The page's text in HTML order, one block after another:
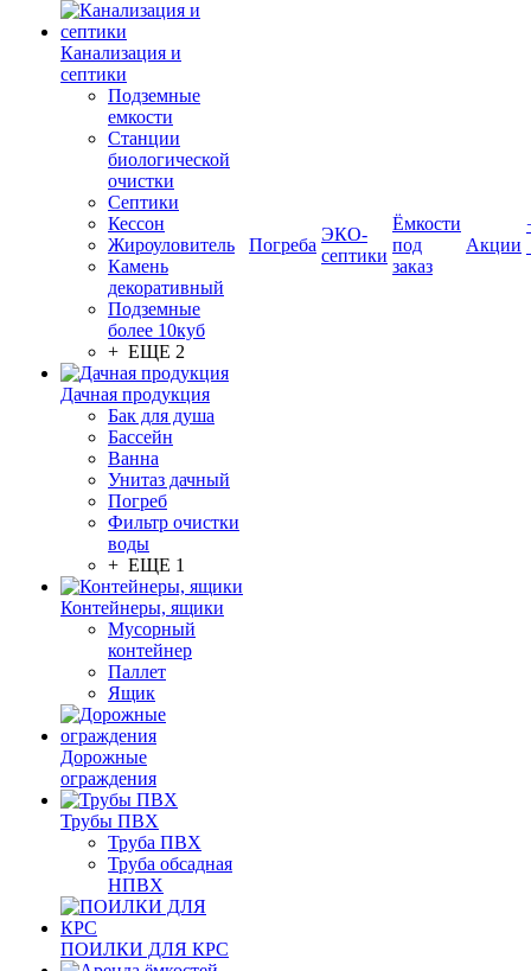
Канализация и
септики
Подземные
емкости
Станции
биологической
очистки
Септики
Кессон
Жироуловитель
Камень
декоративный
Подземные
более 10куб
+ ЕЩЕ 2
Дачная продукция
Бак для душа
Бассейн
Ванна
Унитаз дачный
Погреб
Фильтр очистки
воды
+ ЕЩЕ 1
Контейнеры, ящики
Мусорный
контейнер
Паллет
Ящик
Дорожные
ограждения
Трубы ПВХ
Труба ПВХ
Труба обсадная
НПВХ
ПОИЛКИ ДЛЯ КРС
Погреба
ЭКО-
септики
Ёмкости
под
заказ
Акции